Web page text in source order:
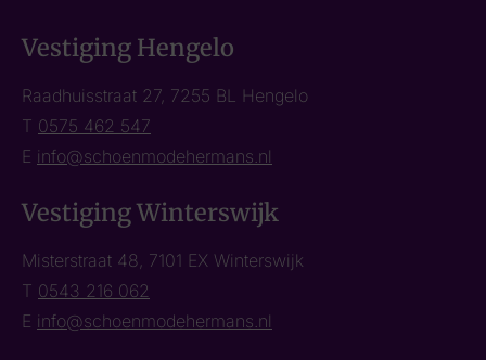
Vestiging Hengelo
Raadhuisstraat 27, 7255 BL Hengelo
T 0575 462 547
E info@schoenmodehermans.nl
Vestiging Winterswijk
Misterstraat 48, 7101 EX Winterswijk
T 0543 216 062
E info@schoenmodehermans.nl